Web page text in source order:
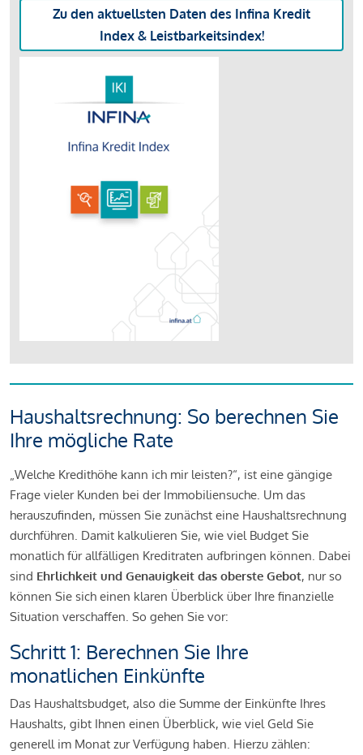
Zu den aktuellsten Daten des Infina Kredit
Index & Leistbarkeitsindex!
Haushaltsrechnung: So berechnen Sie
Ihre mögliche Rate
„Welche Kredithöhe kann ich mir leisten?“, ist eine gängige
Frage vieler Kunden bei der Immobiliensuche. Um das
herauszufinden, müssen Sie zunächst eine Haushaltsrechnung
durchführen. Damit kalkulieren Sie, wie viel Budget Sie
monatlich für allfälligen Kreditraten aufbringen können. Dabei
sind Ehrlichkeit und Genauigkeit das oberste Gebot, nur so
können Sie sich einen klaren Überblick über Ihre finanzielle
Situation verschaffen. So gehen Sie vor:
Schritt 1: Berechnen Sie Ihre
monatlichen Einkünfte
Das Haushaltsbudget, also die Summe der Einkünfte Ihres
Haushalts, gibt Ihnen einen Überblick, wie viel Geld Sie
generell im Monat zur Verfügung haben. Hierzu zählen: